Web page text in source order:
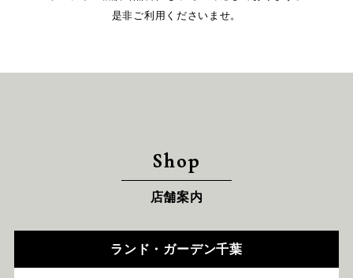
是非ご利用くださいませ。
Shop
店舗案内
ランド・ガーデン千葉